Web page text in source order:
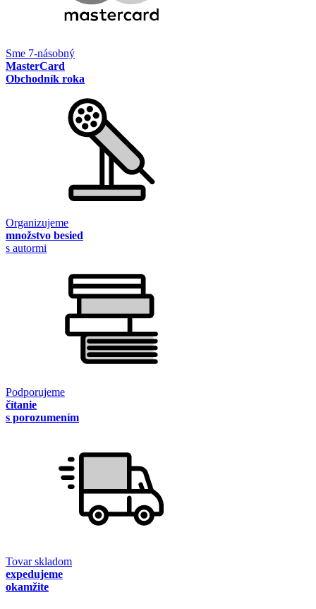
Sme 7-násobný
MasterCard
Obchodník roka
Organizujeme
množstvo besied
s autormi
Podporujeme
čítanie
s porozumením
Tovar skladom
expedujeme
okamžite